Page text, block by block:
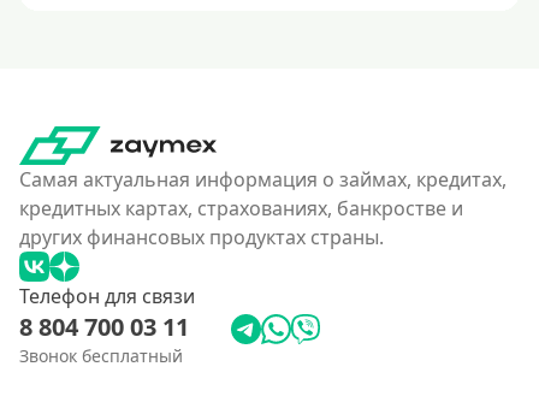
Самая актуальная информация о займах, кредитах,
кредитных картах, страхованиях, банкростве и
других финансовых продуктах страны.
Телефон для связи
8 804 700 03 11
Звонок бесплатный